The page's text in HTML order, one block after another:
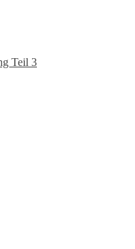
Teil 3